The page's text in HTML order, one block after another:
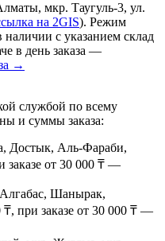
мкр. Таугуль-3, ул.
на 2GIS). Режим
с указанием склад
в день заказа —
→
службой по всему
и суммы заказа:
Достык, Аль-Фараби,
от 30 000 ₸ —
Шанырак,
при заказе от 30 000 ₸ —